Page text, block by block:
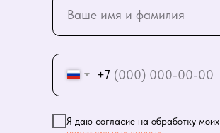
+7
Я даю согласие на обработку моих